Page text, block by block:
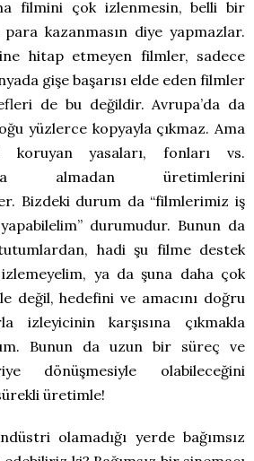
filmini çok izlenmesin, belli bir
kazanmasın diye yapmazlar.
hitap etmeyen filmler, sadece
gişe başarısı elde eden filmler
de bu değildir. Avrupa’da da
yüzlerce kopyayla çıkmaz. Ama
koruyan yasaları, fonları vs.
almadan üretimlerini
Bizdeki durum da “filmlerimiz iş
durumudur. Bunun da
hadi şu filme destek
ya da şuna daha çok
değil, hedefini ve amacını doğru
izleyicinin karşısına çıkmakla
Bunun da uzun bir süreç ve
dönüşmesiyle olabileceğini
üretimle!
olamadığı yerde bağımsız